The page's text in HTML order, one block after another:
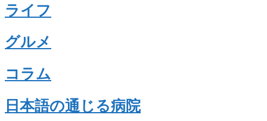
ライフ
グルメ
コラム
日本語の通じる病院